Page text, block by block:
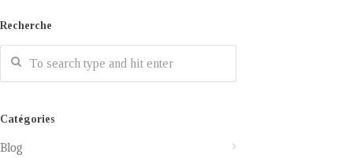
Recherche
Catégories
Blog